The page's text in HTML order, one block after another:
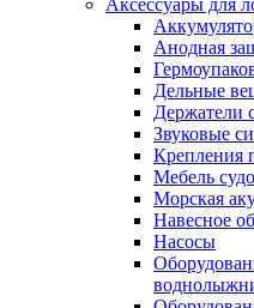
Аксессуары для
Анодная
Дельные
Держатели
Звуковые
Крепления
Мебель
Морская
Навесное
Насосы